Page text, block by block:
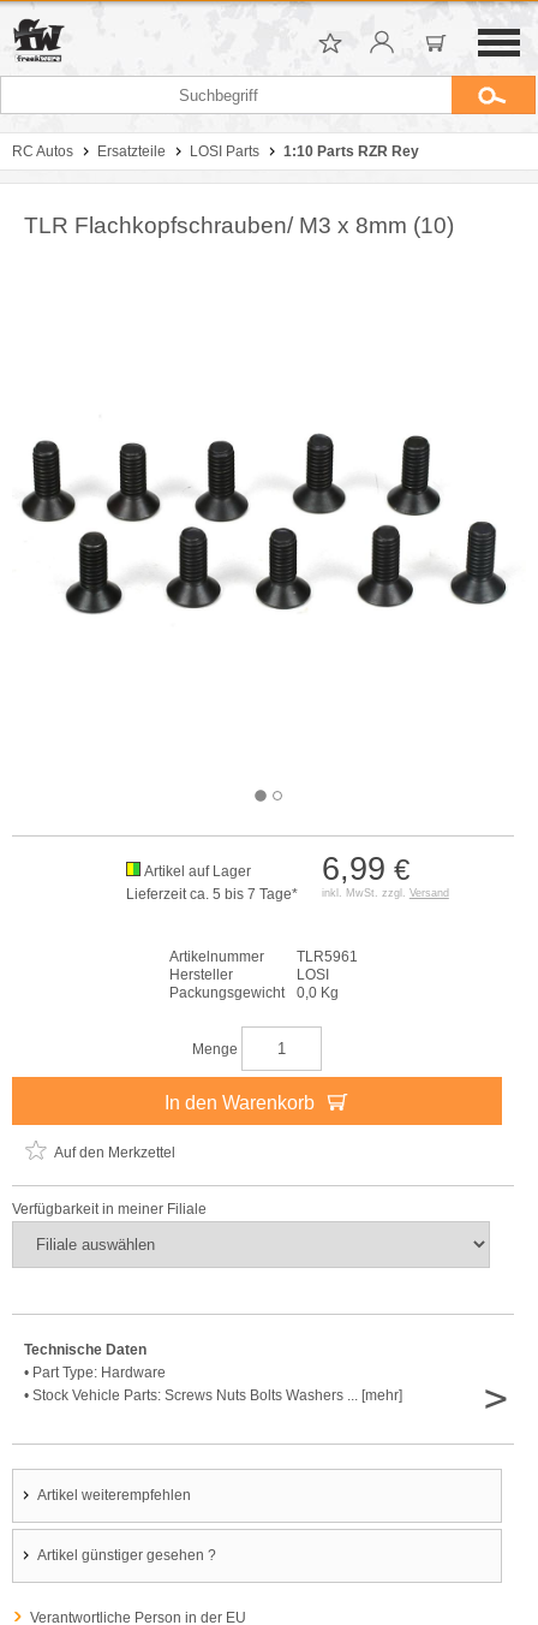
RC Autos Ersatzteile LOSI Parts 1:10 Parts RZR Rey
TLR Flachkopfschrauben/ M3 x 8mm (10)
6,99 €
inkl. MwSt. zzgl. Versand
Artikel auf Lager
Lieferzeit ca. 5 bis 7 Tage*
Artikelnummer
TLR5961
Hersteller
LOSI
Packungsgewicht
0,0 Kg
Menge
In den Warenkorb
Auf den Merkzettel
Verfügbarkeit in meiner Filiale
Technische Daten
• Part Type: Hardware
• Stock Vehicle Parts: Screws Nuts Bolts Washers ... [mehr]
>
Artikel weiterempfehlen
Artikel günstiger gesehen ?
Verantwortliche Person in der EU